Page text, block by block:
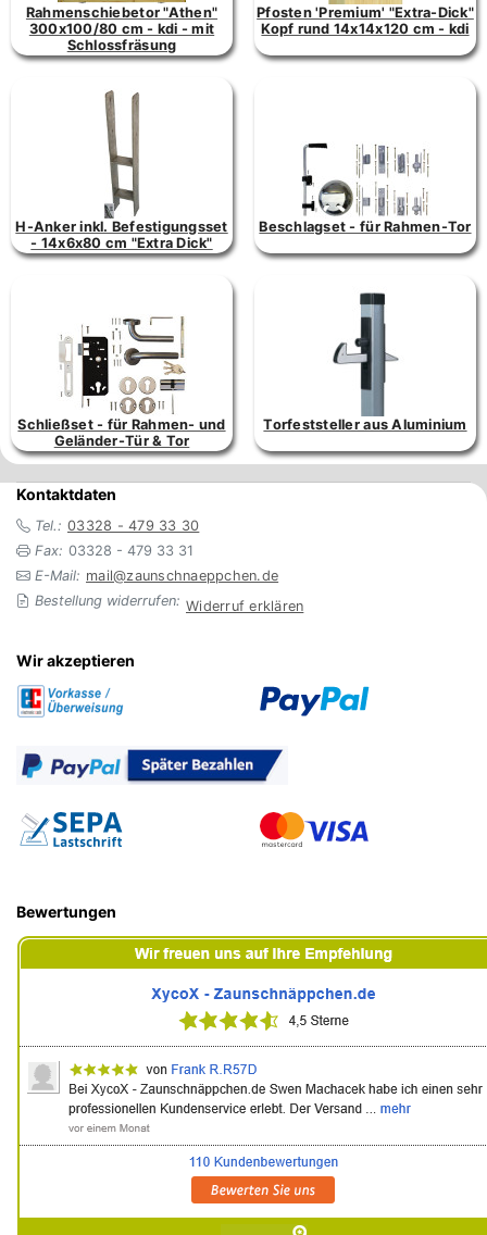
Rahmenschiebetor "Athen"
300x100/80 cm - kdi - mit
Schlossfräsung
Pfosten 'Premium' "Extra-Dick"
Kopf rund 14x14x120 cm - kdi
H-Anker inkl. Befestigungsset
- 14x6x80 cm "Extra Dick"
Beschlagset - für Rahmen-Tor
Schließset - für Rahmen- und
Geländer-Tür & Tor
Torfeststeller aus Aluminium
Kontaktdaten
Tel.: 03328 - 479 33 30
Fax: 03328 - 479 33 31
E-Mail: mail@zaunschnaeppchen.de
Bestellung widerrufen: Widerruf erklären
Wir akzeptieren
Bewertungen